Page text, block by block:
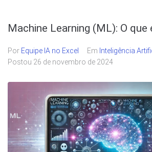
Machine Learning (ML): O que
Por Equipe IA no Excel Em Inteligência
Postou 26 de novembro de 2024